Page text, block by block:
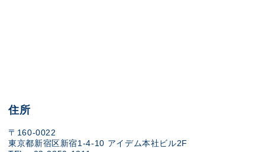
住所
〒160-0022
東京都新宿区新宿1-4-10 アイデム本社ビル2F